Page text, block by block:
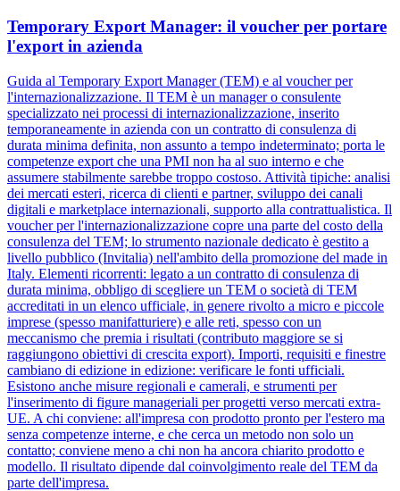
Temporary Export Manager: il voucher per portare
l'export in azienda
Guida al Temporary Export Manager (TEM) e al voucher per
l'internazionalizzazione. Il TEM è un manager o consulente
specializzato nei processi di internazionalizzazione, inserito
temporaneamente in azienda con un contratto di consulenza di
durata minima definita, non assunto a tempo indeterminato; porta le
competenze export che una PMI non ha al suo interno e che
assumere stabilmente sarebbe troppo costoso. Attività tipiche: analisi
dei mercati esteri, ricerca di clienti e partner, sviluppo dei canali
digitali e marketplace internazionali, supporto alla contrattualistica. Il
voucher per l'internazionalizzazione copre una parte del costo della
consulenza del TEM; lo strumento nazionale dedicato è gestito a
livello pubblico (Invitalia) nell'ambito della promozione del made in
Italy. Elementi ricorrenti: legato a un contratto di consulenza di
durata minima, obbligo di scegliere un TEM o società di TEM
accreditati in un elenco ufficiale, in genere rivolto a micro e piccole
imprese (spesso manifatturiere) e alle reti, spesso con un
meccanismo che premia i risultati (contributo maggiore se si
raggiungono obiettivi di crescita export). Importi, requisiti e finestre
cambiano di edizione in edizione: verificare le fonti ufficiali.
Esistono anche misure regionali e camerali, e strumenti per
l'inserimento di figure manageriali per progetti verso mercati extra-
UE. A chi conviene: all'impresa con prodotto pronto per l'estero ma
senza competenze interne, e che cerca un metodo non solo un
contatto; conviene meno a chi non ha ancora chiarito prodotto e
modello. Il risultato dipende dal coinvolgimento reale del TEM da
parte dell'impresa.